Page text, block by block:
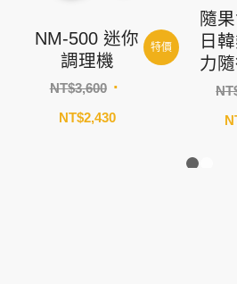
NM-500 迷你
調理機
NT$3,600
價
NT$2,430目
特價
隨
日
力